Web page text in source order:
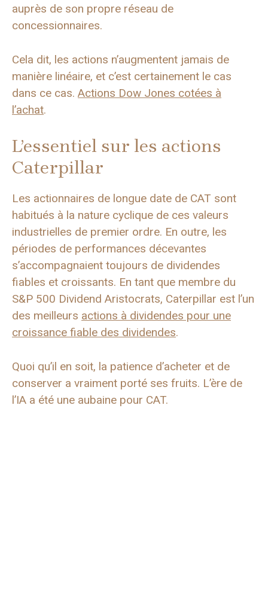
auprès de son propre réseau de
concessionnaires.
Cela dit, les actions n’augmentent jamais de
manière linéaire, et c’est certainement le cas
dans ce cas. Actions Dow Jones cotées à
l’achat.
L’essentiel sur les actions
Caterpillar
Les actionnaires de longue date de CAT sont
habitués à la nature cyclique de ces valeurs
industrielles de premier ordre. En outre, les
périodes de performances décevantes
s’accompagnaient toujours de dividendes
fiables et croissants. En tant que membre du
S&P 500 Dividend Aristocrats, Caterpillar est l’un
des meilleurs actions à dividendes pour une
croissance fiable des dividendes.
Quoi qu’il en soit, la patience d’acheter et de
conserver a vraiment porté ses fruits. L’ère de
l’IA a été une aubaine pour CAT.